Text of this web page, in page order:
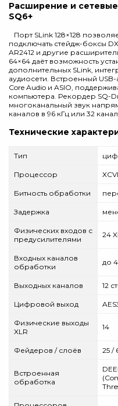
Расширение и
SQ6+
Порт SLink 128×128
подключать стейдж-боксы
AR2412 и другие
64×64 даёт возможность
дополнительных SLink,
аудиосети. Встроенный
Core Audio и ASIO,
компьютера. Рекордер SQ-
многоканальный звук
каналов в 96 кГц или 32
Технические
Тип
Процессор
Битность обработки
Задержка
Физических входов с
предусилителями
24
Входных каналов
обработки
до
Выходных каналов 12
Цифровой выход
Физические выходы
XLR
14
Фейдеров / слоёв 25 /
Встроенная
обработка